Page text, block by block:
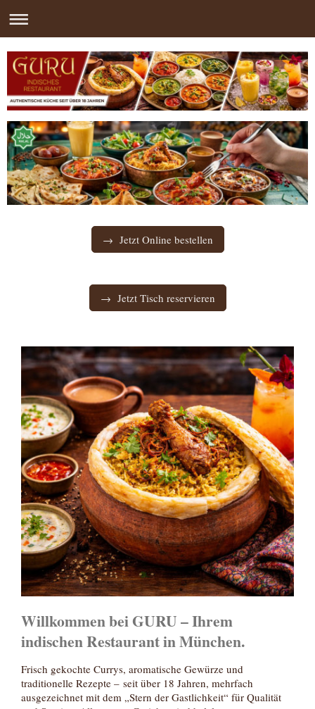
→ Jetzt Online bestellen
→ Jetzt Tisch reservieren
Willkommen bei GURU – Ihrem
indischen Restaurant in München.
Frisch gekochte Currys, aromatische Gewürze und
traditionelle Rezepte – seit über 18 Jahren, mehrfach
ausgezeichnet mit dem „Stern der Gastlichkeit“ für Qualität